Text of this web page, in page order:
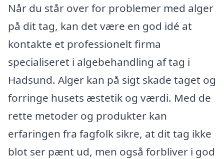
Når du står over for problemer med alger
på dit tag, kan det være en god idé at
kontakte et professionelt firma
specialiseret i algebehandling af tag i
Hadsund. Alger kan på sigt skade taget og
forringe husets æstetik og værdi. Med de
rette metoder og produkter kan
erfaringen fra fagfolk sikre, at dit tag ikke
blot ser pænt ud, men også forbliver i god